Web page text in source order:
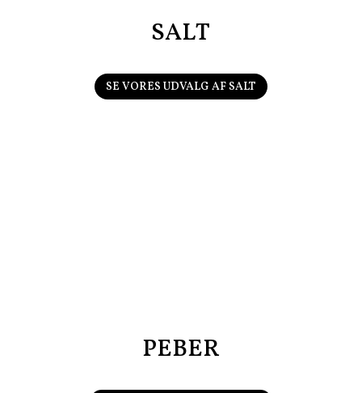
SALT
SE VORES UDVALG AF SALT
PEBER